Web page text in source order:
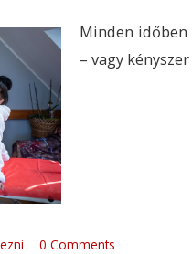
Minden
– vagy
0 Comments